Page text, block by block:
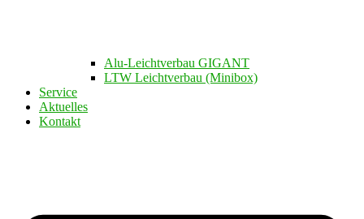
Alu-Leichtverbau GIGANT
LTW Leichtverbau (Minibox)
Service
Aktuelles
Kontakt